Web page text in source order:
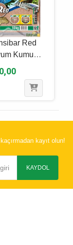
Red
Kumu
0.1 - 0.6 Mm
kayıt olun!
KAYDOL